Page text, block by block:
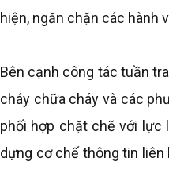
hiện, ngăn chặn các hành
Bên cạnh công tác tuần
cháy chữa cháy và các
phối hợp chặt chẽ với lực
dựng cơ chế thông tin